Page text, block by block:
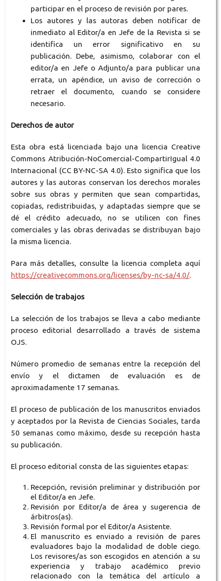
participar en el proceso de revisión por pares.
Los autores y las autoras deben notificar de
inmediato al Editor/a en Jefe de la Revista si se
identifica un error significativo en su
publicación. Debe, asimismo, colaborar con el
editor/a en Jefe o Adjunto/a para publicar una
errata, un apéndice, un aviso de corrección o
retraer el documento, cuando se considere
necesario.
Derechos de autor
Esta obra está licenciada bajo una licencia Creative
Commons Atribución-NoComercial-CompartirIgual 4.0
Internacional (CC BY-NC-SA 4.0). Esto significa que los
autores y las autoras conservan los derechos morales
sobre sus obras y permiten que sean compartidas,
copiadas, redistribuidas, y adaptadas siempre que se
dé el crédito adecuado, no se utilicen con fines
comerciales y las obras derivadas se distribuyan bajo
la misma licencia.
Para más detalles, consulte la licencia completa aquí
https://creativecommons.org/licenses/by-nc-sa/4.0/.
Selección de trabajos
La selección de los trabajos se lleva a cabo mediante
proceso editorial desarrollado a través de sistema
OJS.
Número promedio de semanas entre la recepción del
envío y el dictamen de evaluación es de
aproximadamente 17 semanas.
El proceso de publicación de los manuscritos enviados
y aceptados por la Revista de Ciencias Sociales, tarda
50 semanas como máximo, desde su recepción hasta
su publicación.
El proceso editorial consta de las siguientes etapas:
Recepción, revisión preliminar y distribución por
el Editor/a en Jefe.
Revisión por Editor/a de área y sugerencia de
árbitros(as).
Revisión formal por el Editor/a Asistente.
El manuscrito es enviado a revisión de pares
evaluadores bajo la modalidad de doble ciego.
Los revisores/as son escogidos en atención a su
experiencia y trabajo académico previo
relacionado con la temática del artículo a